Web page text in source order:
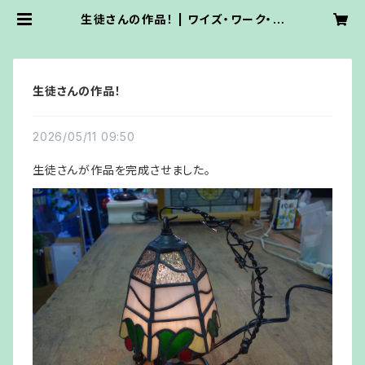
生徒さんの作品！ | ワイズ・ワーク・ス
生徒さんの作品！
2026/05/11 09:50
生徒さんが作品を完成させました。